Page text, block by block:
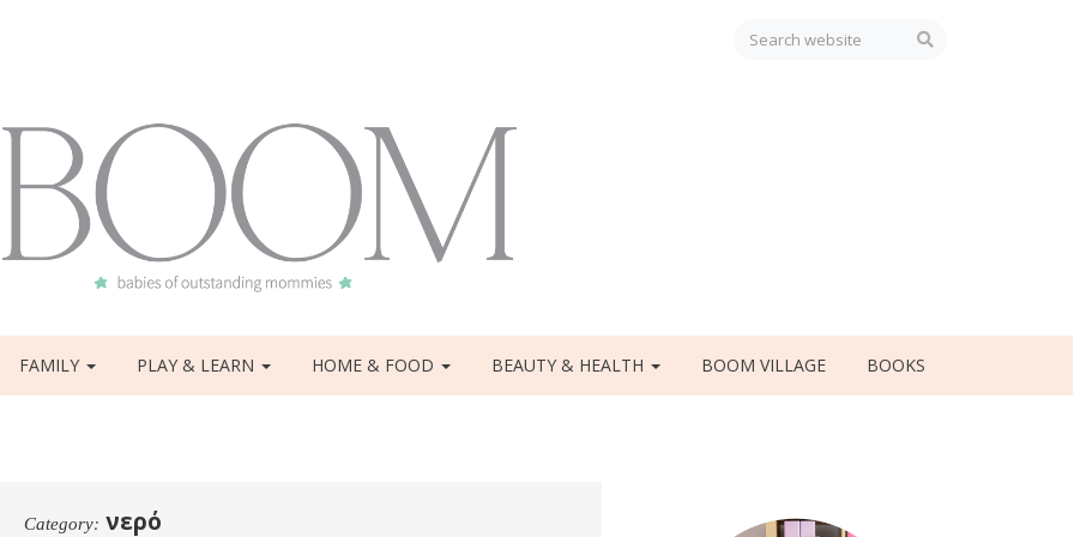
FAMILY PLAY & LEARN HOME & FOOD BEAUTY & HEALTH BOOM VILLAGE BOOKS
Category: νερό